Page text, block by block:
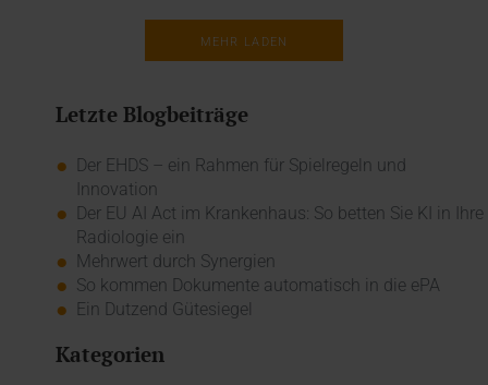
MEHR LADEN
Letzte Blogbeiträge
Der EHDS – ein Rahmen für Spielregeln und
Innovation
Der EU AI Act im Krankenhaus: So betten Sie KI in Ihre
Radiologie ein
Mehrwert durch Synergien
So kommen Dokumente automatisch in die ePA
Ein Dutzend Gütesiegel
Kategorien